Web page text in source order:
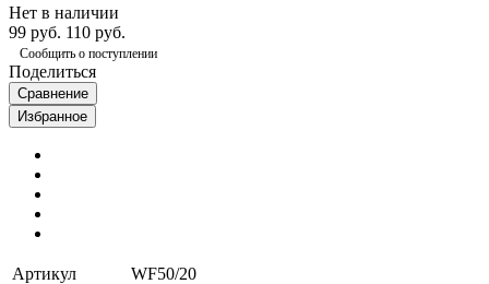
Нет в наличии
99 руб. 110 руб.
Сообщить о поступлении
Поделиться
Сравнение
Избранное
Артикул
WF50/20